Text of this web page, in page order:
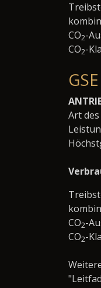
CO2-
CO2-
Art
CO2-
CO2-